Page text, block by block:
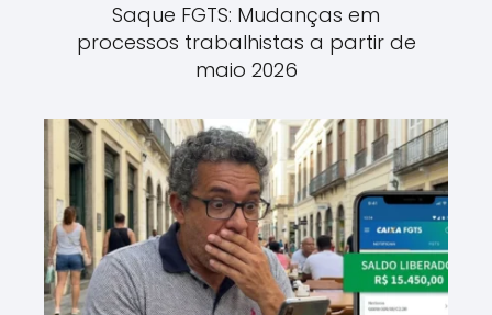
Saque FGTS: Mudanças em
processos trabalhistas a partir de
maio 2026